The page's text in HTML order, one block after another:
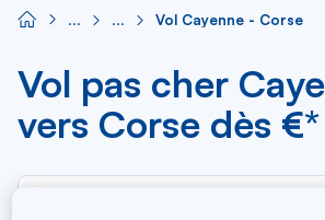
Vol Cayenne - Corse
Vol pas cher
vers Corse dès €*